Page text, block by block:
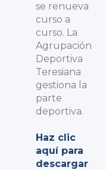
se renueva
curso a
curso. La
Agrupación
Deportiva
Teresiana
gestiona la
parte
deportiva.
Haz clic
aquí para
descargar